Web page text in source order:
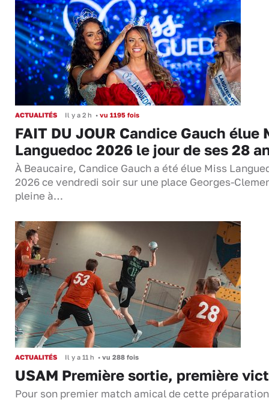
ACTUALITÉS Il y a 2 h • vu 1195 fois
FAIT DU JOUR Candice Gauch élue
Languedoc 2026 le jour de ses 28
À Beaucaire, Candice Gauch a été élue Miss
2026 ce vendredi soir sur une place Georges-
pleine à…
ACTUALITÉS Il y a 11 h • vu 288 fois
USAM Première sortie, première
Pour son premier match amical de cette préparation